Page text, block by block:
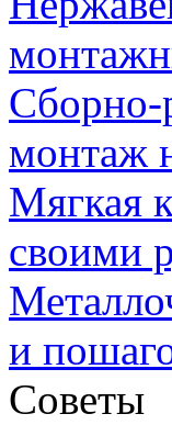
Сборно-
монтаж
Мягкая
своими
и
Советы